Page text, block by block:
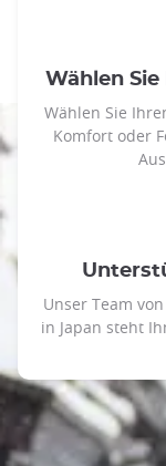
Wählen
Wählen Sie
Komfort oder
Unser Team
in Japan steht